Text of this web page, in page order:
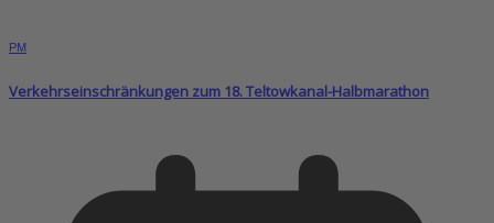
PM
Verkehrseinschränkungen zum 18. Teltowkanal-Halbmarathon